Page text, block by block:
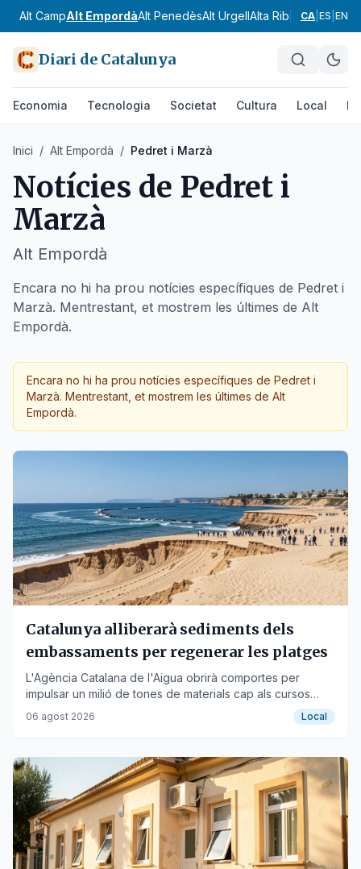
Alt CampAlt EmpordàAlt PenedèsAlt UrgellAlta RibagorçaAnoia
CA ES EN
Diari de Catalunya
Economia Tecnologia Societat Cultura Local
Inici / Alt Empordà / Pedret i Marzà
Notícies de Pedret i
Marzà
Alt Empordà
Encara no hi ha prou notícies específiques de Pedret i
Marzà. Mentrestant, et mostrem les últimes de Alt
Empordà.
Encara no hi ha prou notícies específiques de Pedret i
Marzà. Mentrestant, et mostrem les últimes de Alt
Empordà.
Catalunya alliberarà sediments dels
embassaments per regenerar les platges
L'Agència Catalana de l'Aigua obrirà comportes per
impulsar un milió de tones de materials cap als cursos
baixos dels rius Ter i Llobregat.
06 agost 2026 Local